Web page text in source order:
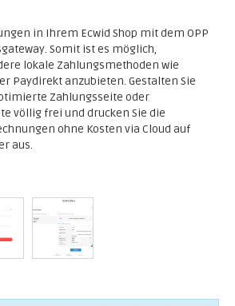
in Ihrem Ecwid Shop mit dem OPP
Somit ist es möglich,
lokale Zahlungsmethoden wie
Paydirekt anzubieten. Gestalten Sie
Zahlungsseite oder
völlig frei und drucken Sie die
ohne Kosten via Cloud auf
aus.